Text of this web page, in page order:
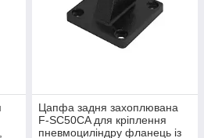
Цапфа задня захоплювана
F-SC50CA для кріплення
пневмоциліндру фланець із